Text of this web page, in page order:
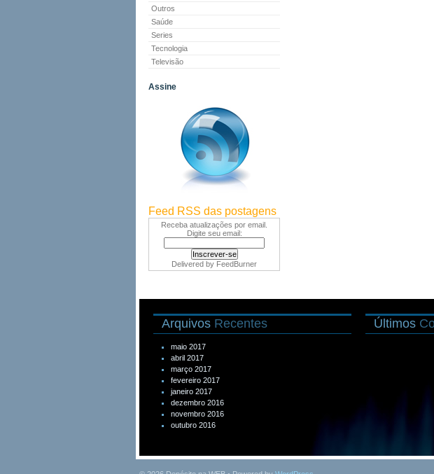
Outros
Saúde
Series
Tecnologia
Televisão
Assine
Feed RSS das postagens
Receba atualizações por email.
Digite seu email:
Delivered by FeedBurner
Arquivos Recentes
maio 2017
abril 2017
março 2017
fevereiro 2017
janeiro 2017
dezembro 2016
novembro 2016
outubro 2016
Últimos